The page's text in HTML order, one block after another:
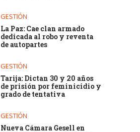
GESTIÓN
La Paz: Cae clan armado
dedicada al robo y reventa
de autopartes
GESTIÓN
Tarija: Dictan 30 y 20 años
de prisión por feminicidio y
grado de tentativa
GESTIÓN
Nueva Cámara Gesell en